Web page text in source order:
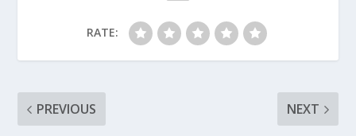
RATE:
PREVIOUS NEXT